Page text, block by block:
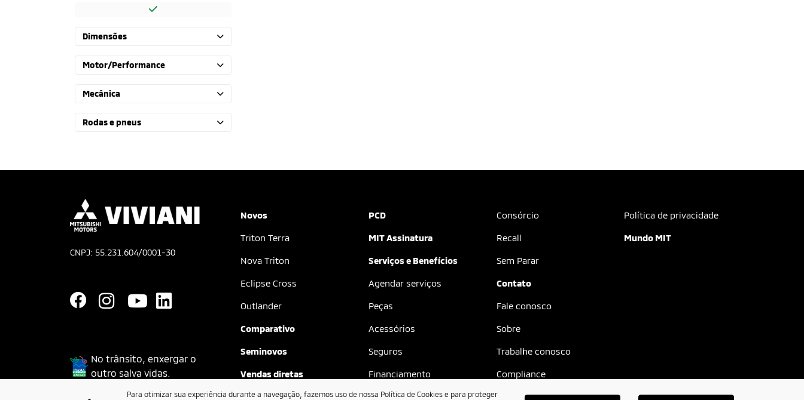
Dimensões
Motor/Performance
Mecânica
Rodas e pneus
CNPJ: 55.231.604/0001-30
No trânsito, enxergar o
outro salva vidas.
Novos
Triton Terra
Nova Triton
Eclipse Cross
Outlander
Comparativo
Seminovos
Vendas diretas
PCD
MIT Assinatura
Serviços e Benefícios
Agendar serviços
Peças
Acessórios
Seguros
Financiamento
Consórcio
Recall
Sem Parar
Contato
Fale conosco
Sobre
Trabalhe conosco
Compliance
Política de privacidade
Mundo MIT
Para otimizar sua experiência durante a navegação, fazemos uso de nossa Política de Cookies e para proteger